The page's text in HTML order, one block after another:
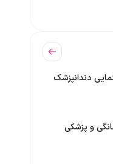
دندانپزشک
و پزشکی